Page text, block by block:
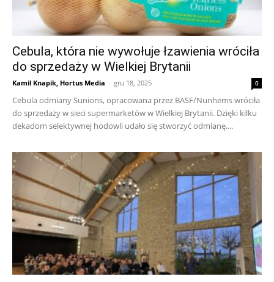
Cebula, która nie wywołuje łzawienia wróciła
do sprzedaży w Wielkiej Brytanii
Kamil Knapik, Hortus Media - gru 18, 2025 0
Cebula odmiany Sunions, opracowana przez BASF/Nunhems wróciła
do sprzedaży w sieci supermarketów w Wielkiej Brytanii. Dzięki kilku
dekadom selektywnej hodowli udało się stworzyć odmianę,...